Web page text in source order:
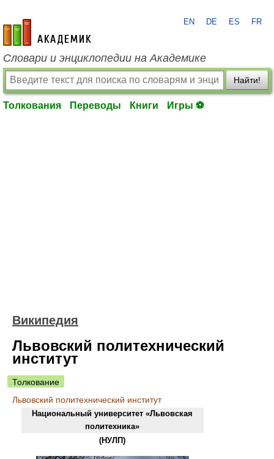
academic.ru
EN DE ES FR
Словари и энциклопедии на Академике
Найти!
Толкования Переводы Книги Игры ⚽
Википедия
Львовский политехнический
институт
Толкование
Львовский политехнический институт
Национальный университет «Львовская
политехника»
(НУЛП)